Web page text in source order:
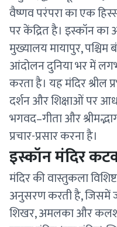
वैष्णव परंपरा का एक
पर केंद्रित है। इस्कॉन
मुख्यालय मायापुर, पश्चिम
आंदोलन दुनिया भर में
करता है। यह मंदिर श्रील
दर्शन और शिक्षाओं पर
भगवद–गीता और
प्रचार-प्रसार करना है।
इस्कॉन मंदिर
मंदिर की वास्तुकला
अनुसरण करती है, जिसमें
शिखर, अमलका और कलश